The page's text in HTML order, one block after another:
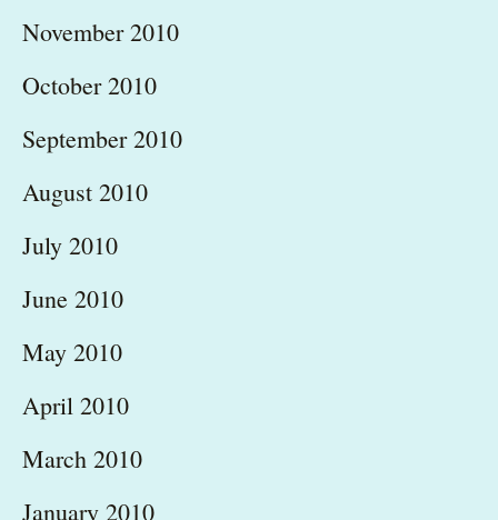
November 2010
October 2010
September 2010
August 2010
July 2010
June 2010
May 2010
April 2010
March 2010
January 2010